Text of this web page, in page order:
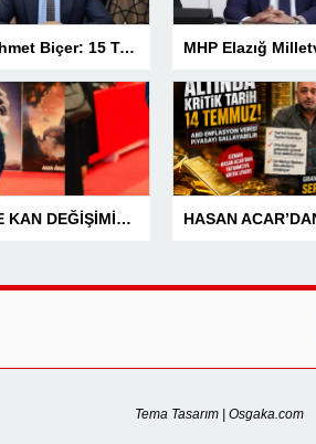
Fetih Ahmet Biçer: 15 Temmuz, Geleceğe Karşı Taşıdığımız Sorumluluğu Hatırlatan Bir Milattır
MHP’DE KAN DEĞİŞİMİNE TÜRKAV’DAN GÜÇLÜ MESAJ: “BİRLİK VE BERABERLİKLE DAHA GÜÇLÜYÜZ”
Tema Tasarım | Osgaka.com